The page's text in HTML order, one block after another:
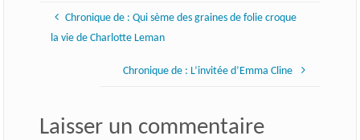
Chronique de : Qui sème des graines de folie croque
la vie de Charlotte Leman
Chronique de : L’invitée d’Emma Cline
Laisser un commentaire